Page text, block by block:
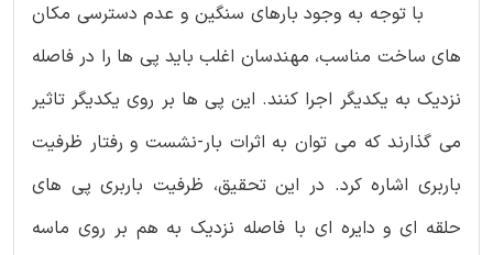
با توجه به وجود بارهای سنگین و عدم دسترسی مکان
های ساخت مناسب، مهندسان اغلب باید پی ها را در فاصله
نزدیک به یکدیگر اجرا کنند. این پی ها بر روی یکدیگر تاثیر
می گذارند که می توان به اثرات بار-نشست و رفتار ظرفیت
باربری اشاره کرد. در این تحقیق، ظرفیت باربری پی های
حلقه ای و دایره ای با فاصله نزدیک به هم بر روی ماسه